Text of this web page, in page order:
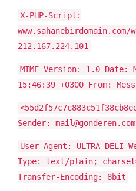
X-PHP-Script:
212.167.224.101
MIME-Version: 1.0 Date:
15:46:39 +0300 From:
Sender: mail@gonderen.com
User-Agent: ULTRA DELI
Type: text/plain;
Transfer-Encoding: 8bit